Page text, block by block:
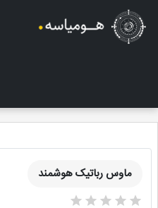
مجله هومیاسه
ماوس رباتیک هوشمند